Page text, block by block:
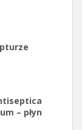
– płyn